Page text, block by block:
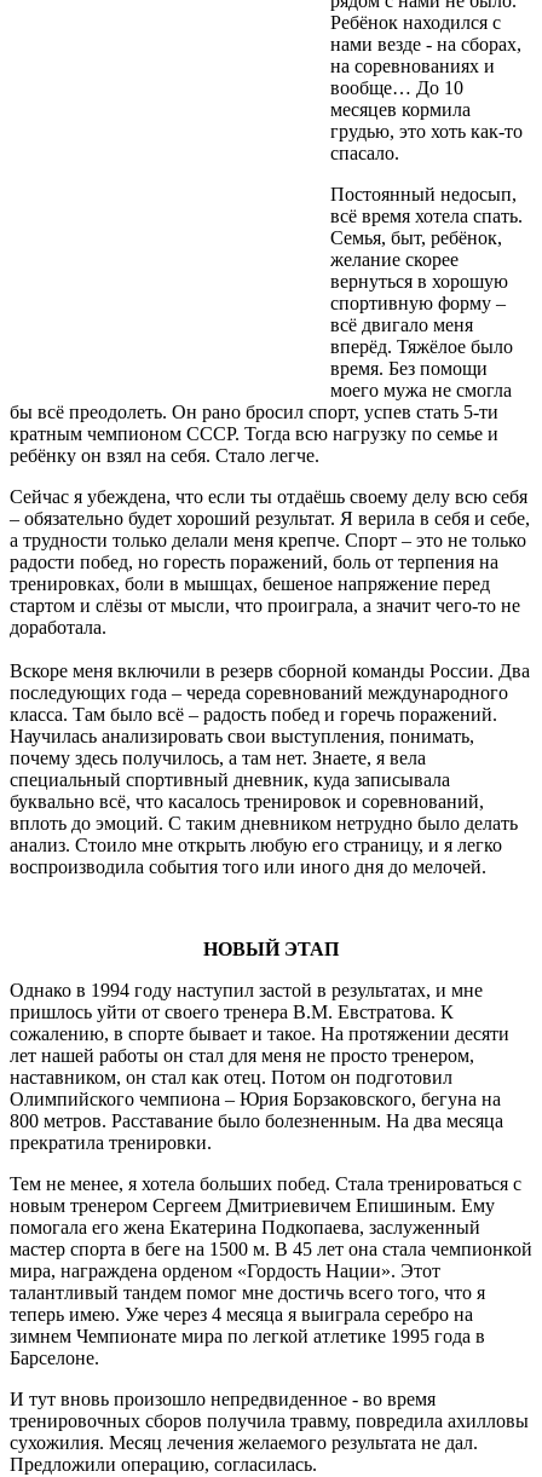
Ребёнок находился с
нами везде - на сборах,
на соревнованиях и
вообще… До 10
месяцев кормила
грудью, это хоть как-то
спасало.
Постоянный недосып,
всё время хотела спать.
Семья, быт, ребёнок,
желание скорее
вернуться в хорошую
спортивную форму –
всё двигало меня
вперёд. Тяжёлое было
время. Без помощи
моего мужа не смогла
бы всё преодолеть. Он рано бросил спорт, успев стать 5-ти
кратным чемпионом СССР. Тогда всю нагрузку по семье и
ребёнку он взял на себя. Стало легче.
Сейчас я убеждена, что если ты отдаёшь своему делу всю себя
– обязательно будет хороший результат. Я верила в себя и себе,
а трудности только делали меня крепче. Спорт – это не только
радости побед, но горесть поражений, боль от терпения на
тренировках, боли в мышцах, бешеное напряжение перед
стартом и слёзы от мысли, что проиграла, а значит чего-то не
доработала.
Вскоре меня включили в резерв сборной команды России. Два
последующих года – череда соревнований международного
класса. Там было всё – радость побед и горечь поражений.
Научилась анализировать свои выступления, понимать,
почему здесь получилось, а там нет. Знаете, я вела
специальный спортивный дневник, куда записывала
буквально всё, что касалось тренировок и соревнований,
вплоть до эмоций. С таким дневником нетрудно было делать
анализ. Стоило мне открыть любую его страницу, и я легко
воспроизводила события того или иного дня до мелочей.
НОВЫЙ ЭТАП
Однако в 1994 году наступил застой в результатах, и мне
пришлось уйти от своего тренера В.М. Евстратова. К
сожалению, в спорте бывает и такое. На протяжении десяти
лет нашей работы он стал для меня не просто тренером,
наставником, он стал как отец. Потом он подготовил
Олимпийского чемпиона – Юрия Борзаковского, бегуна на
800 метров. Расставание было болезненным. На два месяца
прекратила тренировки.
Тем не менее, я хотела больших побед. Стала тренироваться с
новым тренером Сергеем Дмитриевичем Епишиным. Ему
помогала его жена Екатерина Подкопаева, заслуженный
мастер спорта в беге на 1500 м. В 45 лет она стала чемпионкой
мира, награждена орденом «Гордость Нации». Этот
талантливый тандем помог мне достичь всего того, что я
теперь имею. Уже через 4 месяца я выиграла серебро на
зимнем Чемпионате мира по легкой атлетике 1995 года в
Барселоне.
И тут вновь произошло непредвиденное - во время
тренировочных сборов получила травму, повредила ахилловы
сухожилия. Месяц лечения желаемого результата не дал.
Предложили операцию, согласилась.